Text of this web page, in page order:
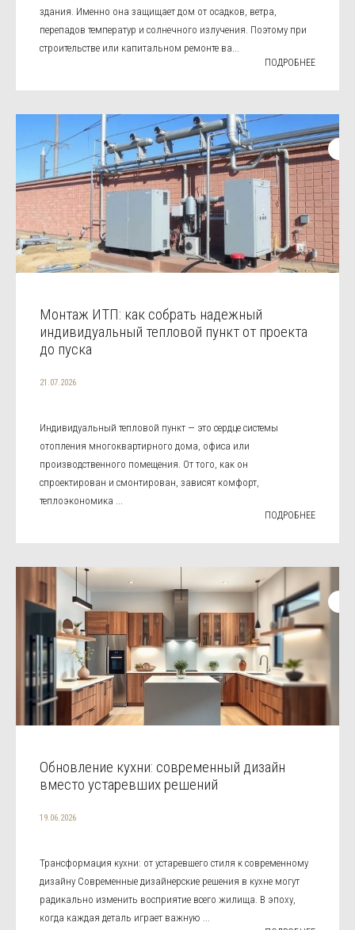
здания. Именно она защищает дом от осадков, ветра,
перепадов температур и солнечного излучения. Поэтому при
строительстве или капитальном ремонте ва...
ПОДРОБНЕЕ
Монтаж ИТП: как собрать надежный
индивидуальный тепловой пункт от проекта
до пуска
21.07.2026
Индивидуальный тепловой пункт — это сердце системы
отопления многоквартирного дома, офиса или
производственного помещения. От того, как он
спроектирован и смонтирован, зависят комфорт,
теплоэкономика ...
ПОДРОБНЕЕ
Обновление кухни: современный дизайн
вместо устаревших решений
19.06.2026
Трансформация кухни: от устаревшего стиля к современному
дизайну Современные дизайнерские решения в кухне могут
радикально изменить восприятие всего жилища. В эпоху,
когда каждая деталь играет важную ...